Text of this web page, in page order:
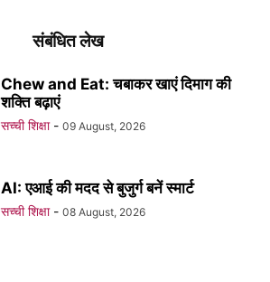
संबंधित लेख
Chew and Eat: चबाकर खाएं दिमाग की
शक्ति बढ़ाएं
सच्ची शिक्षा - 09 August, 2026
AI: एआई की मदद से बुजुर्ग बनें स्मार्ट
सच्ची शिक्षा - 08 August, 2026